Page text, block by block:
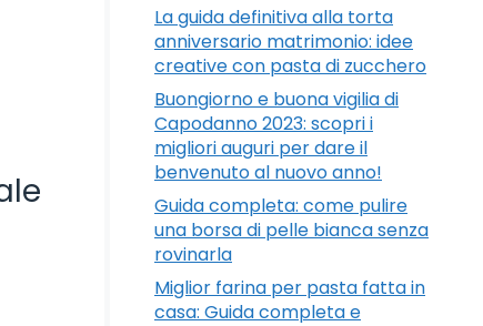
La guida definitiva alla torta
anniversario matrimonio: idee
creative con pasta di zucchero
Buongiorno e buona vigilia di
Capodanno 2023: scopri i
migliori auguri per dare il
benvenuto al nuovo anno!
Guida completa: come pulire
una borsa di pelle bianca senza
rovinarla
Miglior farina per pasta fatta in
casa: Guida completa e